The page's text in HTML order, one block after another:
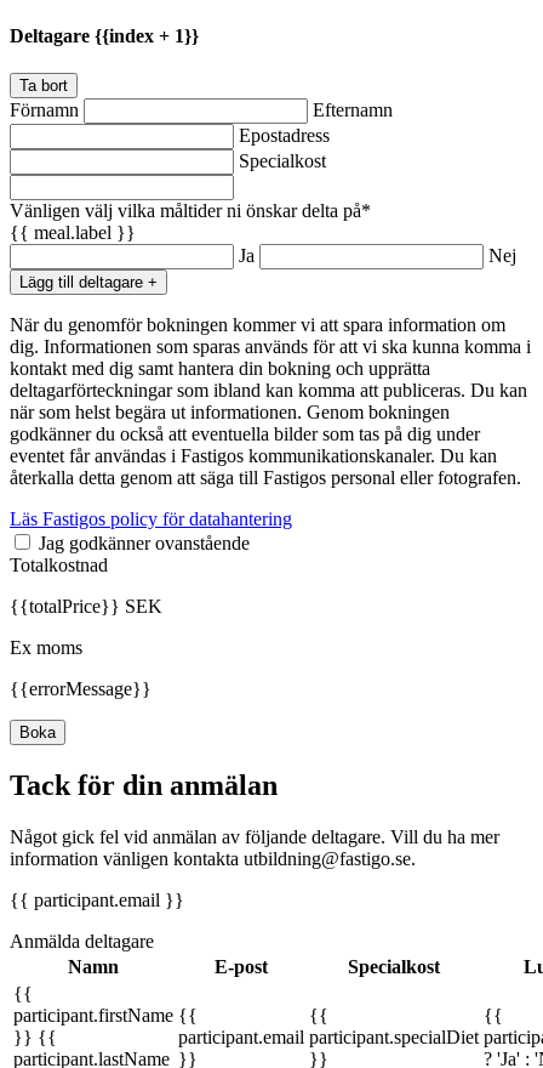
Deltagare {{index + 1}}
Ta bort
Förnamn
Efternamn
Epostadress
Specialkost
Vänligen välj vilka måltider ni önskar delta på*
{{ meal.label }}
Ja
Nej
Lägg till deltagare +
När du genomför bokningen kommer vi att spara information om
dig. Informationen som sparas används för att vi ska kunna komma i
kontakt med dig samt hantera din bokning och upprätta
deltagarförteckningar som ibland kan komma att publiceras. Du kan
när som helst begära ut informationen. Genom bokningen
godkänner du också att eventuella bilder som tas på dig under
eventet får användas i Fastigos kommunikationskanaler. Du kan
återkalla detta genom att säga till Fastigos personal eller fotografen.
Läs Fastigos policy för datahantering
Jag godkänner ovanstående
Totalkostnad
{{totalPrice}} SEK
Ex moms
{{errorMessage}}
Boka
Tack för din anmälan
Något gick fel vid anmälan av följande deltagare. Vill du ha mer
information vänligen kontakta utbildning@fastigo.se.
{{ participant.email }}
Anmälda deltagare
Namn
E-post Specialkost
{{
participant.firstName
}} {{
participant.lastName
{{
participant.email
}}
{{
participant.specialDiet
}}
{{
? 'Ja' :